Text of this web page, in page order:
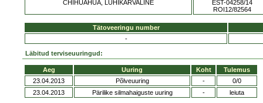
CHIHUAHUA, LÜHIKARVALINE
EST-04258/14
ROI12/82564
Tätoveeringu number
-
Läbitud terviseuuringud:
Aeg Uuring Koht
Tulemus
23.04.2013
Põlveuuring -
0/0
23.04.2013
Pärilike silmahaiguste uuring - leiuta